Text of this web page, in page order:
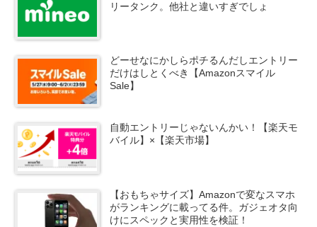
リータンク。他社と違いすぎでしょ
どーせなにかしらポチるんだしエントリー
だけはしとくべき【Amazonスマイル
Sale】
自動エントリーじゃないんかい！【楽天モ
バイル】×【楽天市場】
【おもちゃサイズ】Amazonで変なスマホ
がランキングに載ってる件。ガジェオタ向
けにスペックと実用性を検証！